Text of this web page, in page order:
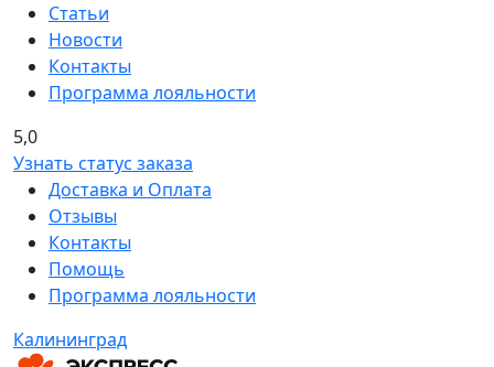
Статьи
Новости
Контакты
Программа лояльности
5,0
Узнать статус заказа
Доставка и Оплата
Отзывы
Контакты
Помощь
Программа лояльности
Калининград